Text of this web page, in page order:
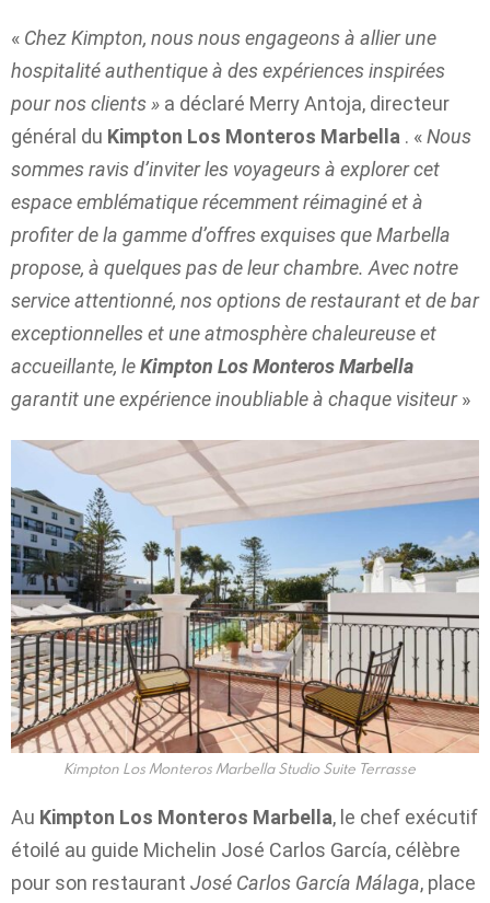
« Chez Kimpton, nous nous engageons à allier une
hospitalité authentique à des expériences inspirées
pour nos clients » a déclaré Merry Antoja, directeur
général du Kimpton Los Monteros Marbella . «Nous
sommes ravis d’inviter les voyageurs à explorer cet
espace emblématique récemment réimaginé et à
profiter de la gamme d’offres exquises que Marbella
propose, à quelques pas de leur chambre. Avec notre
service attentionné, nos options de restaurant et de bar
exceptionnelles et une atmosphère chaleureuse et
accueillante, leKimpton Los Monteros Marbella
garantit une expérience inoubliable à chaque visiteur»
Kimpton Los Monteros Marbella Studio Suite Terrasse
Au Kimpton Los Monteros Marbella, le chef exécutif
étoilé au guide Michelin José Carlos García, célèbre
pour son restaurant José Carlos García Málaga, place